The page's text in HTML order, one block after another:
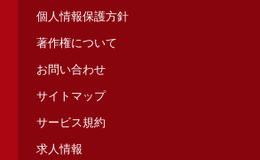
個人情報保護方針
著作権について
お問い合わせ
サイトマップ
サービス規約
求人情報